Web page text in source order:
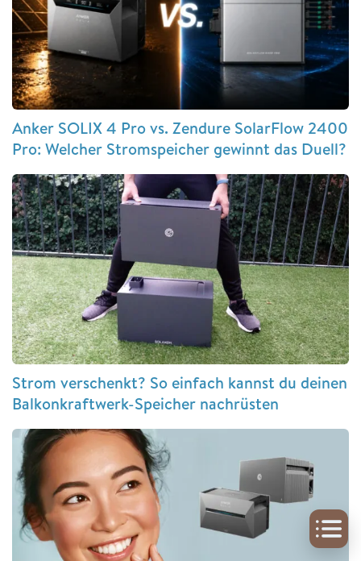
Anker SOLIX 4 Pro vs. Zendure SolarFlow 2400
Pro: Welcher Stromspeicher gewinnt das Duell?
Strom verschenkt? So einfach kannst du deinen
Balkonkraftwerk-Speicher nachrüsten